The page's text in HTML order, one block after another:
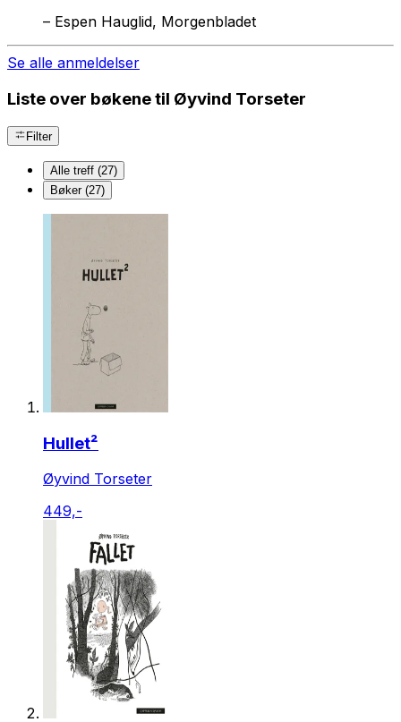
– Espen Hauglid, Morgenbladet
Se alle anmeldelser
Liste over bøkene til Øyvind Torseter
Filter
Alle treff (27)
Bøker (27)
Hullet²
Øyvind Torseter
449,-